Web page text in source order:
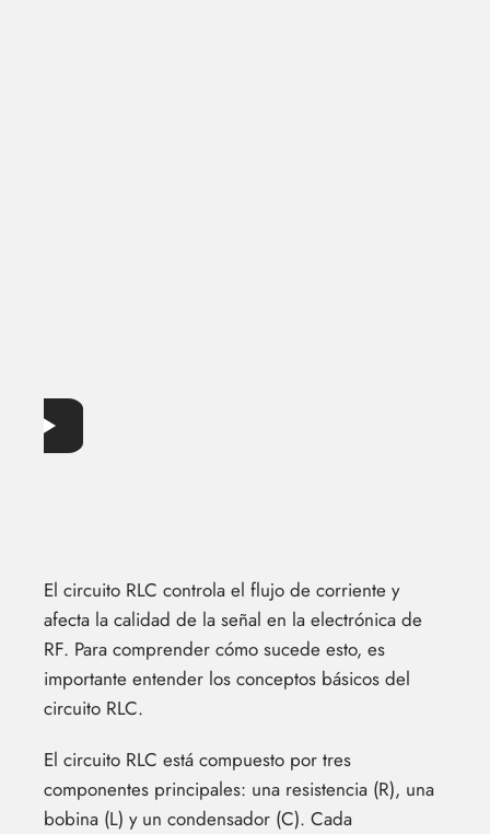
El circuito RLC controla el flujo de corriente y
afecta la calidad de la señal en la electrónica de
RF. Para comprender cómo sucede esto, es
importante entender los conceptos básicos del
circuito RLC.
El circuito RLC está compuesto por tres
componentes principales: una resistencia (R), una
bobina (L) y un condensador (C). Cada